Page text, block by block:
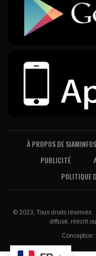
À PROPOS DE
PUBLICITÉ
POLITIQUE
© 2023, Tous droits réservés
diffusé, réécrit
Conception :